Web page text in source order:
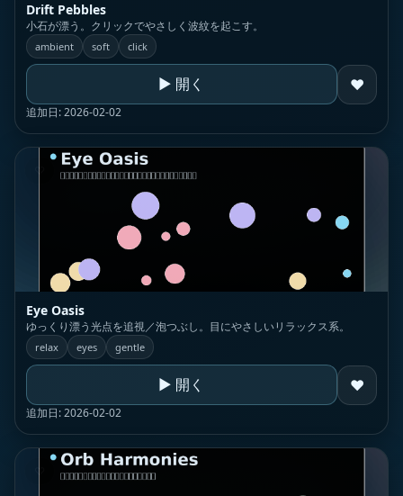
Drift Pebbles
小石が漂う。クリックでやさしく波紋を起こす。
ambient soft click
▶ 開く ♥
追加日: 2026-02-02
Eye Oasis
ゆっくり漂う光点を追視／泡つぶし。目にやさしいリラックス系。
relax eyes gentle
▶ 開く ♥
追加日: 2026-02-02